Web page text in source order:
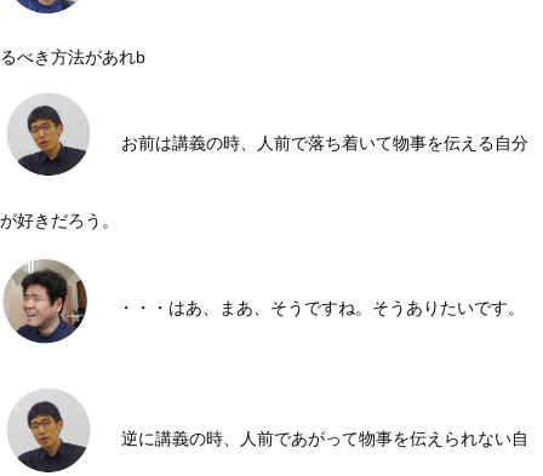
るべき方法があれb
お前は講義の時、人前で落ち着いて物事を伝える自分
が好きだろう。
・・・はあ、まあ、そうですね。そうありたいです。
逆に講義の時、人前であがって物事を伝えられない自